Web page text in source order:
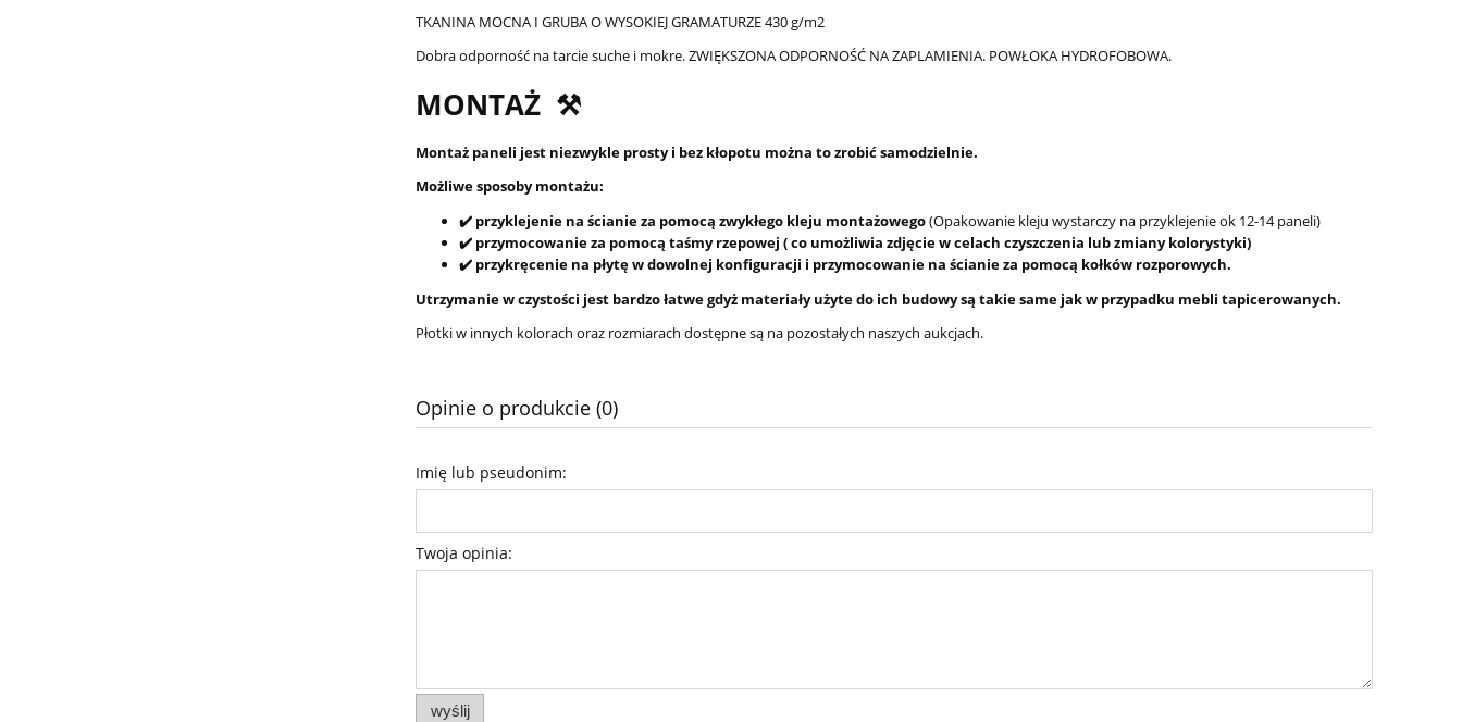
TKANINA MOCNA I GRUBA O WYSOKIEJ GRAMATURZE 430 g/m2
Dobra odporność na tarcie suche i mokre. ZWIĘKSZONA ODPORNOŚĆ NA ZAPLAMIENIA. POWŁOKA HYDROFOBOWA.
MONTAŻ ⚒️
Montaż paneli jest niezwykle prosty i bez kłopotu można to zrobić samodzielnie.
Możliwe sposoby montażu:
✔️ przyklejenie na ścianie za pomocą zwykłego kleju montażowego(Opakowanie kleju wystarczy na przyklejenie ok 12-14 paneli)
✔️ przymocowanie za pomocą taśmy rzepowej ( co umożliwia zdjęcie w celach czyszczenia lub zmiany kolorystyki)
✔️ przykręcenie na płytę w dowolnej konfiguracji i przymocowanie na ścianie za pomocą kołków rozporowych.
Utrzymanie w czystości jest bardzo łatwe gdyż materiały użyte do ich budowy są takie same jak w przypadku mebli tapicerowanych.
Płotki w innych kolorach oraz rozmiarach dostępne są na pozostałych naszych aukcjach.
Opinie o produkcie (0)
Imię lub pseudonim:
Twoja opinia:
wyślij